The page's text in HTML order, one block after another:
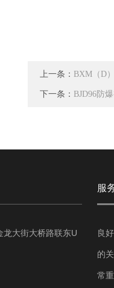
上一条： BXM（D
下一条： BJD96防
龙大街大桥路联东U
服
良
的
常